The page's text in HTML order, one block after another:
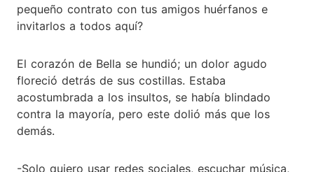
pequeño contrato con tus amigos huérfanos e
invitarlos a todos aquí?
El corazón de Bella se hundió; un dolor agudo
floreció detrás de sus costillas. Estaba
acostumbrada a los insultos, se había blindado
contra la mayoría, pero este dolió más que los
demás.
-Solo quiero usar redes sociales, escuchar música,